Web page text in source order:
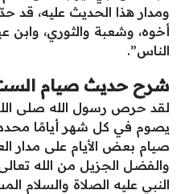
ومدار هذا الحديث عليه،
أخوه، وشعبة والثوري، وابن
الناس”.
شرح حديث صيام
لقد حرص رسول الله صلى
يصوم في كل شهر أيامًا
صيام بعض الأيام على مدار
والفضل الجزيل من الله
النبي عليه الصلاة والسلام